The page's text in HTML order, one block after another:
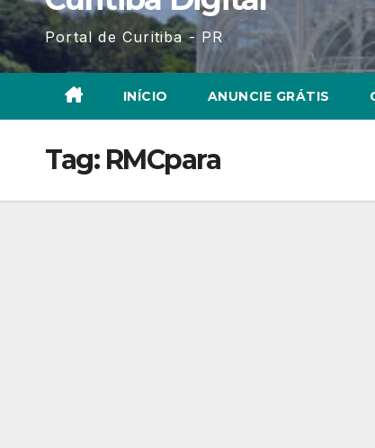
Portal de Curitiba - PR
INÍCIO ANUNCIE GRÁTIS
Tag: RMCpara